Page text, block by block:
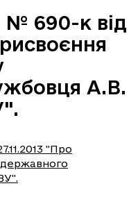
№ 690-к від
A.B.
"Про